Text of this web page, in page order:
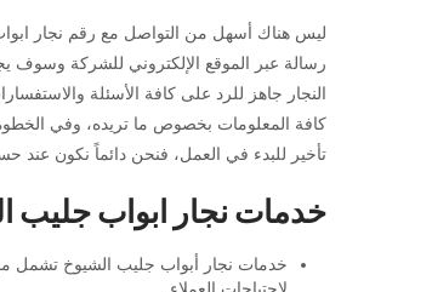
رسالة عبر الموقع الإلكتروني للشركة وسوف
النجار جاهز للرد على كافة الأسئلة
كافة المعلومات بخصوص ما تريده، وفي
تأخير للبدء في العمل، فنحن دائماً نكون
خدمات نجار ابواب جليب
خدمات نجار أبواب جليب الشيوخ تشمل